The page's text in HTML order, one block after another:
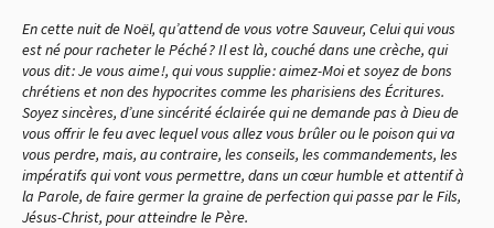
En cette nuit de Noël, qu’attend de vous votre Sauveur, Celui qui vous
est né pour racheter le Péché ? Il est là, couché dans une crèche, qui
vous dit : Je vous aime !, qui vous supplie : aimez-Moi et soyez de bons
chrétiens et non des hypocrites comme les pharisiens des Écritures.
Soyez sincères, d’une sincérité éclairée qui ne demande pas à Dieu de
vous offrir le feu avec lequel vous allez vous brûler ou le poison qui va
vous perdre, mais, au contraire, les conseils, les commandements, les
impératifs qui vont vous permettre, dans un cœur humble et attentif à
la Parole, de faire germer la graine de perfection qui passe par le Fils,
Jésus-Christ, pour atteindre le Père.